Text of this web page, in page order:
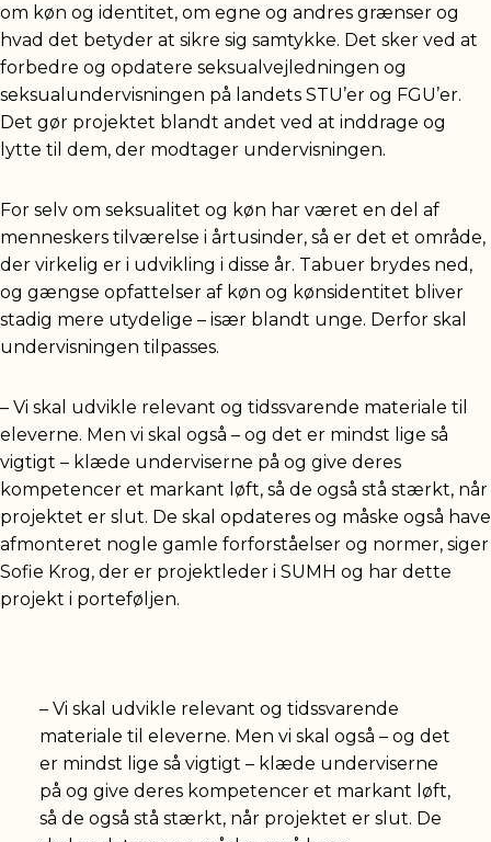
om køn og identitet, om egne og andres grænser og
hvad det betyder at sikre sig samtykke. Det sker ved at
forbedre og opdatere seksualvejledningen og
seksualundervisningen på landets STU’er og FGU’er.
Det gør projektet blandt andet ved at inddrage og
lytte til dem, der modtager undervisningen.
For selv om seksualitet og køn har været en del af
menneskers tilværelse i årtusinder, så er det et område,
der virkelig er i udvikling i disse år. Tabuer brydes ned,
og gængse opfattelser af køn og kønsidentitet bliver
stadig mere utydelige – især blandt unge. Derfor skal
undervisningen tilpasses.
– Vi skal udvikle relevant og tidssvarende materiale til
eleverne. Men vi skal også – og det er mindst lige så
vigtigt – klæde underviserne på og give deres
kompetencer et markant løft, så de også stå stærkt, når
projektet er slut. De skal opdateres og måske også have
afmonteret nogle gamle forforståelser og normer, siger
Sofie Krog, der er projektleder i SUMH og har dette
projekt i porteføljen.
– Vi skal udvikle relevant og tidssvarende
materiale til eleverne. Men vi skal også – og det
er mindst lige så vigtigt – klæde underviserne
på og give deres kompetencer et markant løft,
så de også stå stærkt, når projektet er slut. De